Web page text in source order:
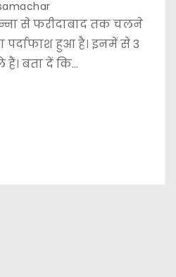
से फरीदाबाद तक चलने
हुआ है। इनमें से 3
बता दें कि…